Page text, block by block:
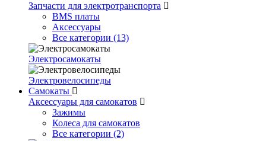
Запчасти для электротранспорта
BMS платы
Аксессуары
Все категории (13)
Электросамокаты
Электровелосипеды
Самокаты
Аксессуары для самокатов
Зажимы
Колеса для самокатов
Все категории (2)